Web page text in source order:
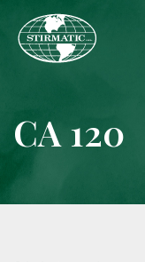
CA 120